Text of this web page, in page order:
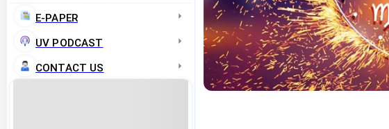
E-PAPER
UV PODCAST
CONTACT US